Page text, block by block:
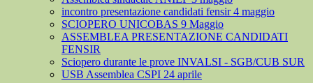
incontro presentazione candidati fensir 4 maggio
SCIOPERO UNICOBAS 9 Maggio
ASSEMBLEA PRESENTAZIONE CANDIDATI
FENSIR
Sciopero durante le prove INVALSI - SGB/CUB SUR
USB Assemblea CSPI 24 aprile